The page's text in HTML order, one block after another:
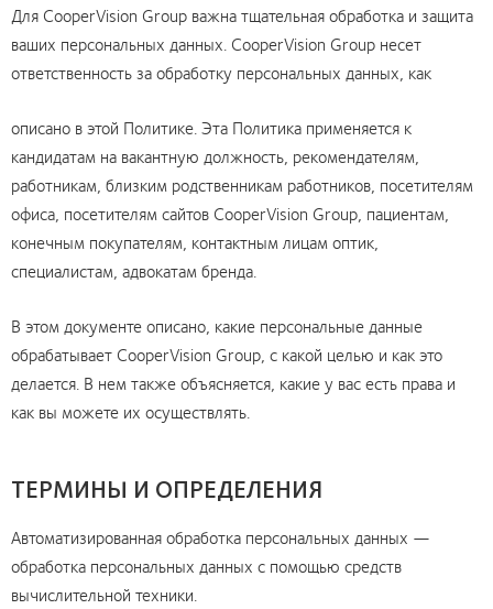
Для CooperVision Group важна тщательная обработка и защита
ваших персональных данных. CooperVision Group несет
ответственность за обработку персональных данных, как
описано в этой Политике. Эта Политика применяется к
кандидатам на вакантную должность, рекомендателям,
работникам, близким родственникам работников, посетителям
офиса, посетителям сайтов CooperVision Group, пациентам,
конечным покупателям, контактным лицам оптик,
специалистам, адвокатам бренда.
В этом документе описано, какие персональные данные
обрабатывает CooperVision Group, с какой целью и как это
делается. В нем также объясняется, какие у вас есть права и
как вы можете их осуществлять.
ТЕРМИНЫ И ОПРЕДЕЛЕНИЯ
Автоматизированная обработка персональных данных —
обработка персональных данных с помощью средств
вычислительной техники.